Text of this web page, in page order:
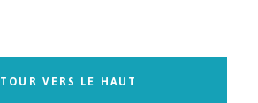
VERS LE HAUT